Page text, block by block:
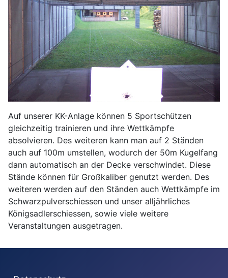
Auf unserer KK-Anlage können 5 Sportschützen
gleichzeitig trainieren und ihre Wettkämpfe
absolvieren. Des weiteren kann man auf 2 Ständen
auch auf 100m umstellen, wodurch der 50m Kugelfang
dann automatisch an der Decke verschwindet. Diese
Stände können für Großkaliber genutzt werden. Des
weiteren werden auf den Ständen auch Wettkämpfe im
Schwarzpulverschiessen und unser alljährliches
Königsadlerschiessen, sowie viele weitere
Veranstaltungen ausgetragen.